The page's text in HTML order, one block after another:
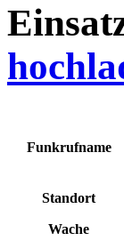
Funkrufname
Standort
Wache